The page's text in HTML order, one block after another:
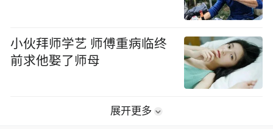
小伙拜师学艺 师傅重病临终
前求他娶了师母
展开更多